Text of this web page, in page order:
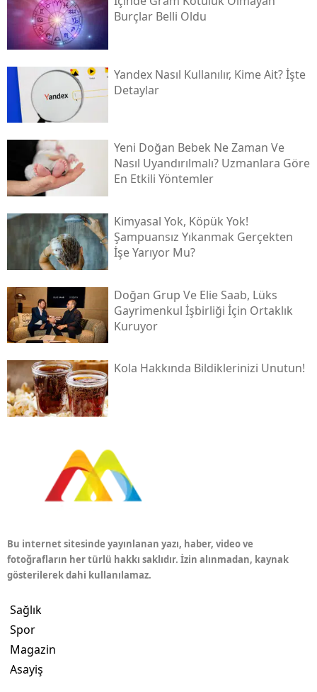
Burçlar Belli Oldu
Yandex Nasıl Kullanılır, Kime Ait? İşte
Detaylar
Yeni Doğan Bebek Ne Zaman Ve
Nasıl Uyandırılmalı? Uzmanlara Göre
En Etkili Yöntemler
Kimyasal Yok, Köpük Yok!
Şampuansız Yıkanmak Gerçekten
İşe Yarıyor Mu?
Doğan Grup Ve Elie Saab, Lüks
Gayrimenkul İşbirliği İçin Ortaklık
Kuruyor
Kola Hakkında Bildiklerinizi Unutun!
Bu internet sitesinde yayınlanan yazı, haber, video ve
fotoğrafların her türlü hakkı saklıdır. İzin alınmadan, kaynak
gösterilerek dahi kullanılamaz.
Sağlık
Spor
Magazin
Asayiş